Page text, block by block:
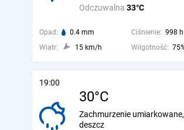
Odczuwalna 33°C
Opad: 0.4 mm Ciśnienie: 998
Wiatr:
15 km/h Wilgotność:
19:00
30°C
Zachmurzenie
deszcz